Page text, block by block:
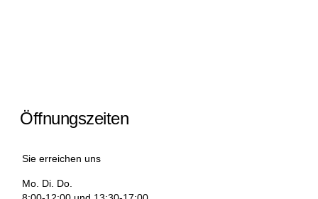
Öffnungszeiten
Sie erreichen uns
Mo. Di. Do.